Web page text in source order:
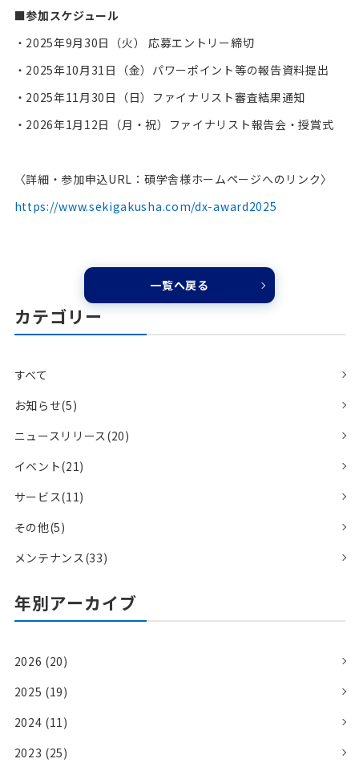
■参加スケジュール
・2025年9月30日（火） 応募エントリー締切
・2025年10月31日（金）パワーポイント等の報告資料提出
・2025年11月30日（日）ファイナリスト審査結果通知
・2026年1月12日（月・祝）ファイナリスト報告会・授賞式
〈詳細・参加申込URL：碩学舎様ホームページへのリンク〉
https://www.sekigakusha.com/dx-award2025
一覧へ戻る
カテゴリー
すべて
お知らせ(5)
ニュースリリース(20)
イベント(21)
サービス(11)
その他(5)
メンテナンス(33)
年別アーカイブ
2026 (20)
2025 (19)
2024 (11)
2023 (25)